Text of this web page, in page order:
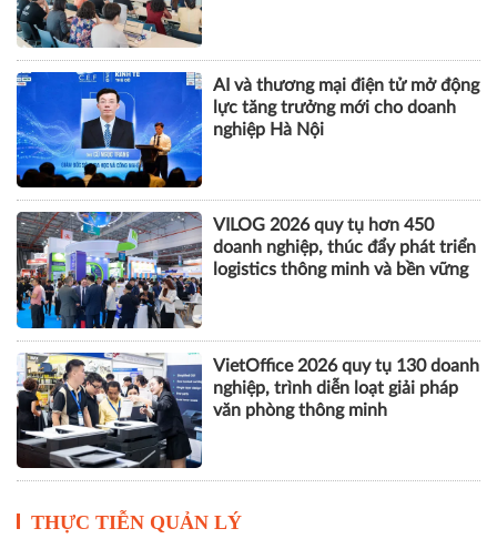
AI và thương mại điện tử mở động
lực tăng trưởng mới cho doanh
nghiệp Hà Nội
VILOG 2026 quy tụ hơn 450
doanh nghiệp, thúc đẩy phát triển
logistics thông minh và bền vững
VietOffice 2026 quy tụ 130 doanh
nghiệp, trình diễn loạt giải pháp
văn phòng thông minh
THỰC TIỄN QUẢN LÝ